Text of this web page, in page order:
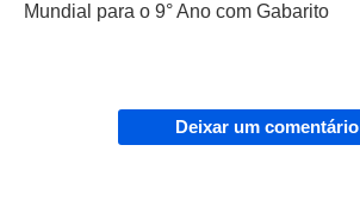
Mundial para o 9° Ano com Gabarito
Deixar um comentário